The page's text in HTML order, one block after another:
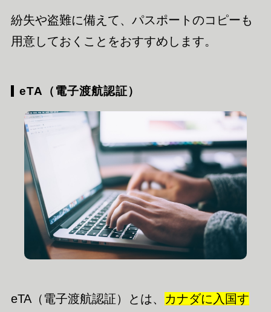
紛失や盗難に備えて、パスポートのコピーも
用意しておくことをおすすめします。
eTA（電子渡航認証）
eTA（電子渡航認証）とは、 カナダに入国す